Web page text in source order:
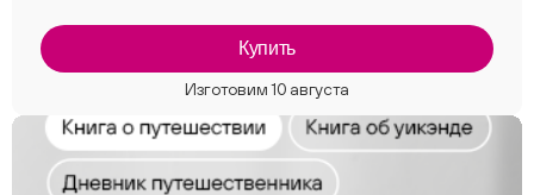
Купить